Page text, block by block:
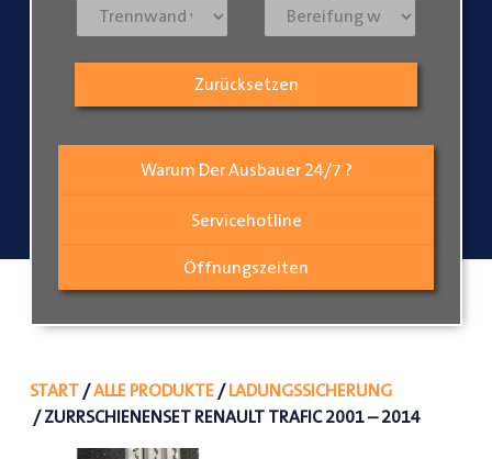
Warum Der Ausbauer 24/7 ?
Servicehotline
Öffnungszeiten
Zurücksetzen
START/ALLE PRODUKTE/LADUNGSSICHERUNG
/ ZURRSCHIENENSET RENAULT TRAFIC 2001 – 2014